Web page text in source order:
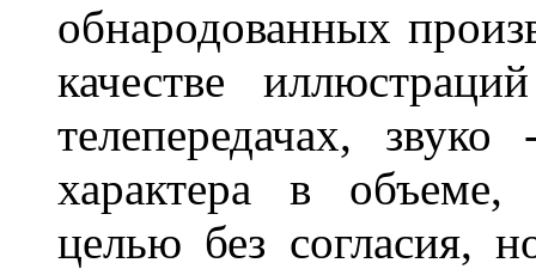
обнародованных
качестве
телепередачах,
характера в объеме,
целью без согласия,